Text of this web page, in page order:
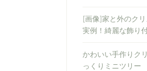
[画像]家と外のク
実例！綺麗な飾り
かわいい手作りク
っくりミニツリー